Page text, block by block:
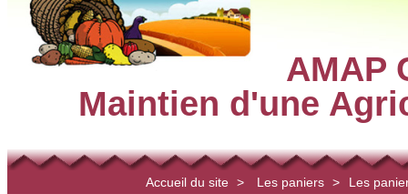
AMAP
Maintien d'une
Accueil du site > Les paniers > Les